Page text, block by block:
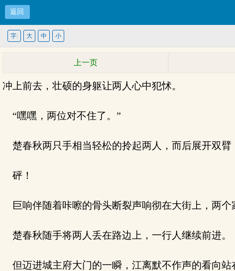
返回
字: 大 中 小
上一页
冲上前去，壮硕的身躯让两人心中犯怵。
“嘿嘿，两位对不住了。”
楚春秋两只手相当轻松的拎起两人，而后展开双臂
砰！
巨响伴随着咔嚓的骨头断裂声响彻在大街上，两个
楚春秋随手将两人丢在路边上，一行人继续前进。
但迈进城主府大门的一瞬，江离默不作声的看向站